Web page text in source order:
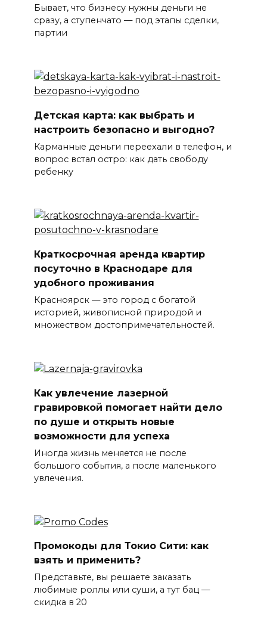
Бывает, что бизнесу нужны деньги не
сразу, а ступенчато — под этапы сделки,
партии
Детская карта: как выбрать и
настроить безопасно и выгодно?
Карманные деньги переехали в телефон, и
вопрос встал остро: как дать свободу
ребенку
Краткосрочная аренда квартир
посуточно в Краснодаре для
удобного проживания
Красноярск — это город с богатой
историей, живописной природой и
множеством достопримечательностей.
Как увлечение лазерной
гравировкой помогает найти дело
по душе и открыть новые
возможности для успеха
Иногда жизнь меняется не после
большого события, а после маленького
увлечения.
Промокоды для Токио Сити: как
взять и применить?
Представьте, вы решаете заказать
любимые роллы или суши, а тут бац —
скидка в 20